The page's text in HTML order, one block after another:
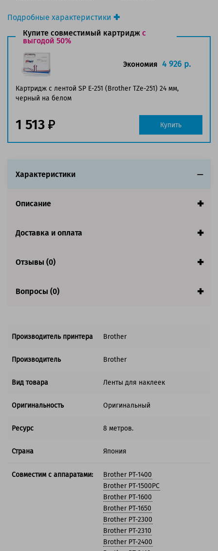
Подробные характеристики
Производитель принтера:Brother
Производитель:Brother
Вид товара:
Оригинальность:
Оригинальный
Ресурс:8 метров.
Страна:Япония
Совместим с аппаратами
Купите совместимый картридж с
выгодой 50%
Картридж с лентой SP E-251 (Brother TZe-251) 24 мм,
черный на белом
Экономия 4 926 р.
1 513 Купить
Характеристики
Описание
Доставка и оплата
Отзывы (0)
Вопросы (0)
Производитель принтера Brother
Производитель Brother
Вид товара Ленты для наклеек
Оригинальность Оригинальный
Ресурс 8 метров.
Страна Япония
Совместим с аппаратами:
Brother PT-1400
Brother PT-1500PC
Brother PT-1600
Brother PT-1650
Brother PT-2300
Brother PT-2310
Brother PT-2400